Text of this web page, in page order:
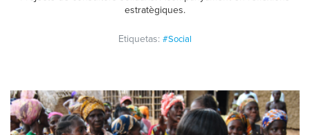
estratègiques.
Etiquetas: #Social